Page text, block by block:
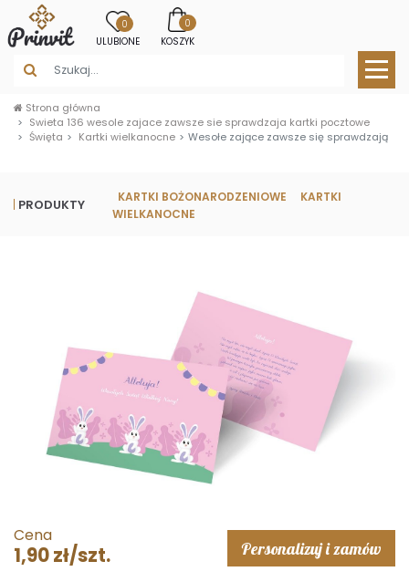
0
ULUBIONE
0
KOSZYK
Strona główna
Swieta 136 wesole zajace zawsze sie sprawdzaja kartki pocztowe
Święta
Kartki wielkanocne Wesołe zające zawsze się sprawdzają
PRODUKTY KARTKI BOŻONARODZENIOWE
KARTKI
WIELKANOCNE
Cena
1,90 zł/szt. Personalizuj i zamów